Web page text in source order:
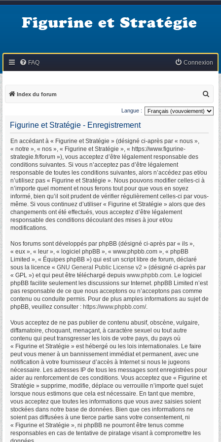
Figurine et Stratégie
FAQ Connexion
Index du forum
e
c
Langue :
Figurine et Stratégie - Enregistrement
En accédant à « Figurine et Stratégie » (désigné ci-après par « nous »,
« notre », « nos », « Figurine et Stratégie », « https://www.figurine-
strategie.fr/forum »), vous acceptez d’être légalement responsable des
conditions suivantes. Si vous n’acceptez pas d’être légalement
responsable de toutes les conditions suivantes, alors n’accédez pas et/ou
n’utilisez pas « Figurine et Stratégie ». Nous pouvons modifier celles-ci à
n’importe quel moment et nous ferons tout pour que vous en soyez
informé, bien qu’il soit prudent de vérifier régulièrement celles-ci par vous-
même. Si vous continuez d’utiliser « Figurine et Stratégie » alors que des
changements ont été effectués, vous acceptez d’être légalement
responsable des conditions découlant des mises à jour et/ou
modifications.
Nos forums sont développés par phpBB (désigné ci-après par « ils »,
« eux », « leur », « logiciel phpBB », « www.phpbb.com », « phpBB
Limited », « Équipes phpBB ») qui est un script libre de forum, déclaré
sous la licence « GNU General Public License v2 » (désigné ci-après par
« GPL ») et qui peut être téléchargé depuis www.phpbb.com. Le logiciel
phpBB facilite seulement les discussions sur Internet. phpBB Limited n’est
pas responsable de ce que nous acceptons ou n’acceptons pas comme
contenu ou conduite permis. Pour de plus amples informations au sujet de
phpBB, veuillez consulter : https://www.phpbb.com/.
Vous acceptez de ne pas publier de contenu abusif, obscène, vulgaire,
diffamatoire, choquant, menaçant, à caractère sexuel ou tout autre
contenu qui peut transgresser les lois de votre pays, du pays où
« Figurine et Stratégie » est hébergé ou les lois internationales. Le faire
peut vous mener à un bannissement immédiat et permanent, avec une
notification à votre fournisseur d’accès à Internet si nous le jugeons
nécessaire. Les adresses IP de tous les messages sont enregistrées pour
aider au renforcement de ces conditions. Vous acceptez que « Figurine et
Stratégie » supprime, modifie, déplace ou verrouille n’importe quel sujet
lorsque nous estimons que cela est nécessaire. En tant que membre,
vous acceptez que toutes les informations que vous avez saisies soient
stockées dans notre base de données. Bien que ces informations ne
soient pas diffusées à une tierce partie sans votre consentement, ni
« Figurine et Stratégie », ni phpBB ne pourront être tenus comme
responsables en cas de tentative de piratage visant à compromettre les